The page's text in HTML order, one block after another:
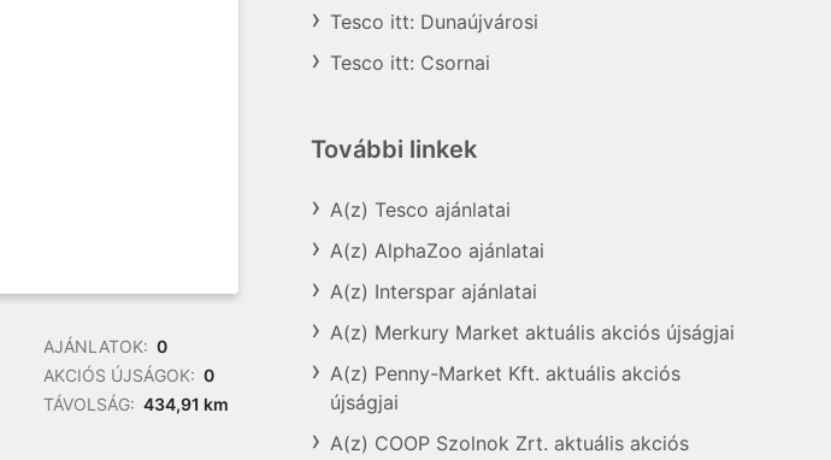
AJÁNLATOK: 0
AKCIÓS ÚJSÁGOK: 0
TÁVOLSÁG: 434,91 km
Tesco itt: Dunaújvárosi
Tesco itt: Csornai
További linkek
A(z) Tesco ajánlatai
A(z) AlphaZoo ajánlatai
A(z) Interspar ajánlatai
A(z) Merkury Market aktuális akciós újságjai
A(z) Penny-Market Kft. aktuális akciós
újságjai
A(z) COOP Szolnok Zrt. aktuális akciós